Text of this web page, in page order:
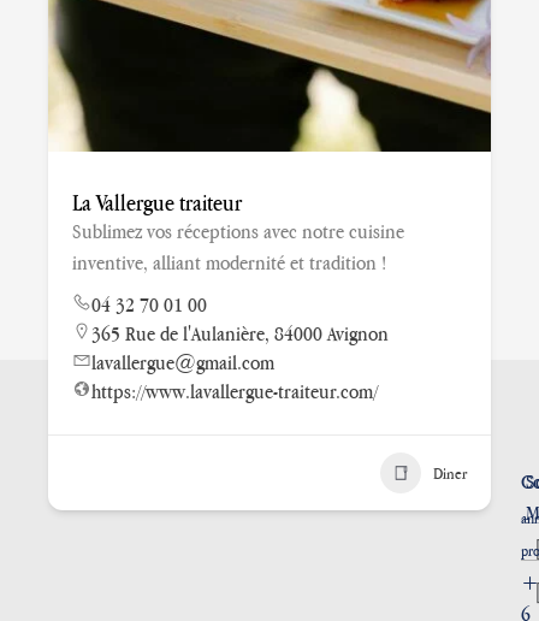
La Vallergue traiteur
Sublimez vos réceptions avec notre cuisine
inventive, alliant modernité et tradition !
04 32 70 01 00
365 Rue de l'Aulanière, 84000 Avignon
lavallergue@gmail.com
https://www.lavallergue-traiteur.com/
Diner
SE MARIER EN PROVENCE
6